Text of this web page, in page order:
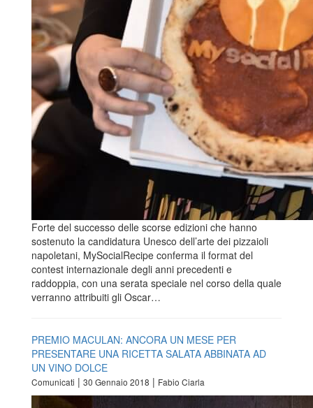
Forte del successo delle scorse edizioni che hanno
sostenuto la candidatura Unesco dell’arte dei pizzaioli
napoletani, MySocialRecipe conferma il format del
contest internazionale degli anni precedenti e
raddoppia, con una serata speciale nel corso della quale
verranno attribuiti gli Oscar…
PREMIO MACULAN: ANCORA UN MESE PER
PRESENTARE UNA RICETTA SALATA ABBINATA AD
UN VINO DOLCE
Comunicati | 30 Gennaio 2018 | Fabio Ciarla